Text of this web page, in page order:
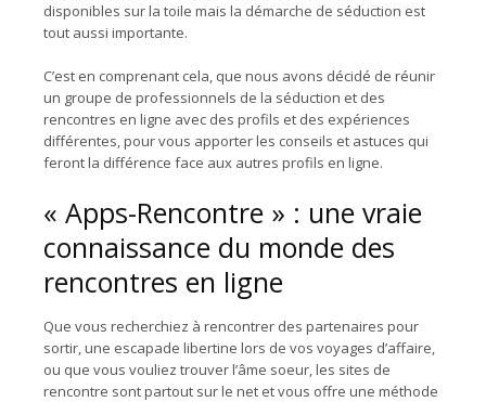
disponibles sur la toile mais la démarche de séduction est
tout aussi importante.
C’est en comprenant cela, que nous avons décidé de réunir
un groupe de professionnels de la séduction et des
rencontres en ligne avec des profils et des expériences
différentes, pour vous apporter les conseils et astuces qui
feront la différence face aux autres profils en ligne.
« Apps-Rencontre » : une vraie
connaissance du monde des
rencontres en ligne
Que vous recherchiez à rencontrer des partenaires pour
sortir, une escapade libertine lors de vos voyages d’affaire,
ou que vous vouliez trouver l’âme soeur, les sites de
rencontre sont partout sur le net et vous offre une méthode